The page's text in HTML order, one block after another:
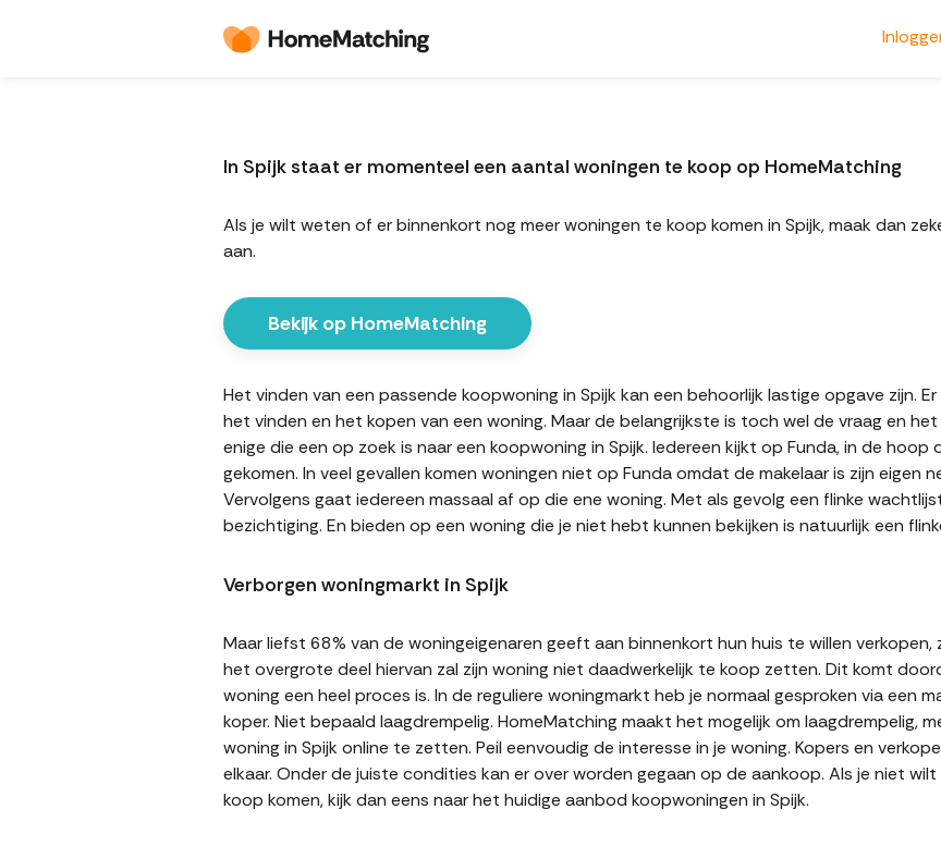
In Spijk staat er momenteel een aantal woningen te koop op HomeMatching
Als je wilt weten of er binnenkort nog meer woningen te koop komen in Spijk, maak dan
aan.
Bekijk op HomeMatching
Het vinden van een passende koopwoning in Spijk kan een behoorlijk lastige opgave zijn.
het vinden en het kopen van een woning. Maar de belangrijkste is toch wel de vraag en
enige die een op zoek is naar een koopwoning in Spijk. Iedereen kijkt op Funda, in de
gekomen. In veel gevallen komen woningen niet op Funda omdat de makelaar is zijn
Vervolgens gaat iedereen massaal af op die ene woning. Met als gevolg een flinke
bezichtiging. En bieden op een woning die je niet hebt kunnen bekijken is natuurlijk een
Verborgen woningmarkt in Spijk
Maar liefst 68% van de woningeigenaren geeft aan binnenkort hun huis te willen
het overgrote deel hiervan zal zijn woning niet daadwerkelijk te koop zetten. Dit komt
woning een heel proces is. In de reguliere woningmarkt heb je normaal gesproken via een
koper. Niet bepaald laagdrempelig. HomeMatching maakt het mogelijk om laagdrempelig,
woning in Spijk online te zetten. Peil eenvoudig de interesse in je woning. Kopers en
elkaar. Onder de juiste condities kan er over worden gegaan op de aankoop. Als je niet
koop komen, kijk dan eens naar het huidige aanbod koopwoningen in Spijk.